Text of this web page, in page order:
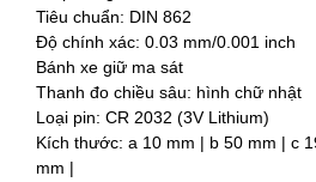
Tiêu chuẩn: DIN 862
Độ chính xác: 0.03 mm/0.001 inch
Bánh xe giữ ma sát
Thanh đo chiều sâu: hình chữ nhật
Loại pin: CR 2032 (3V Lithium)
Kích thước: a 10 mm | b 50 mm | c
mm |